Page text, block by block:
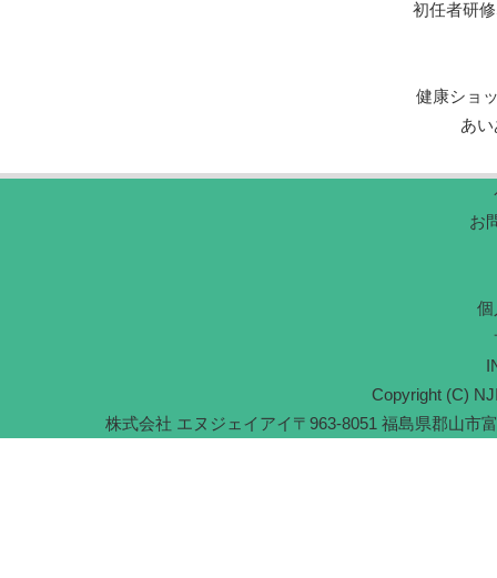
初任者研修
健康ショ
あ
お
個
Copyright (C)
株式会社 エヌジェイアイ〒963-8051 福島県郡山市